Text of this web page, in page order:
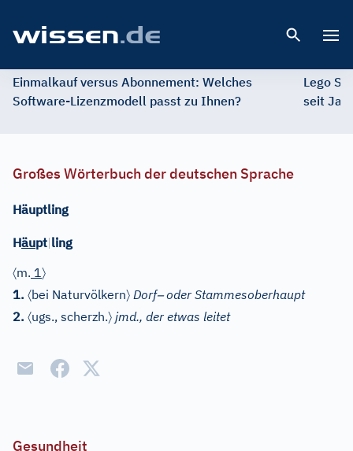
Einmalkauf versus Abonnement: Welches
Software-Lizenzmodell passt zu Ihnen?
Lego
seit
Großes Wörterbuch der deutschen Sprache
Häuptling
Häupt|ling
〈m. 1〉
1. 〈bei Naturvölkern〉 Dorf–oder Stammesoberhaupt
2. 〈ugs., scherzh.〉 jmd., der etwas leitet
Gesundheit